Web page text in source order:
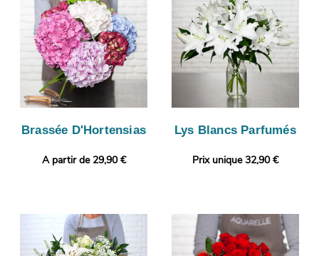
Brassée D'Hortensias
A partir de 29,90 €
Lys Blancs Parfumés
Prix unique 32,90 €